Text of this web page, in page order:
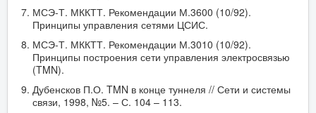
МСЭ-Т. МККТТ. Рекомендации М.3600 (10/92).
Принципы управления сетями ЦСИС.
МСЭ-Т. МККТТ. Рекомендации М.3010 (10/92).
Принципы построения сети управления электросвязью
(TMN).
Дубенсков П.О. TMN в конце туннеля // Сети и системы
связи, 1998, №5. – С. 104 – 113.